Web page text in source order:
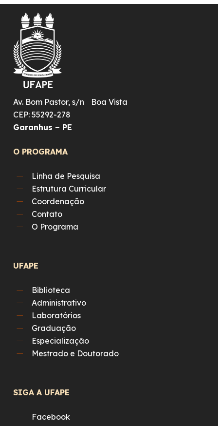
Av. Bom Pastor, s/n Boa Vista
CEP: 55292-278
Garanhus – PE
O PROGRAMA
Linha de Pesquisa
Estrutura Curricular
Coordenação
Contato
O Programa
UFAPE
Biblioteca
Administrativo
Laboratórios
Graduação
Especialização
Mestrado e Doutorado
SIGA A UFAPE
Facebook